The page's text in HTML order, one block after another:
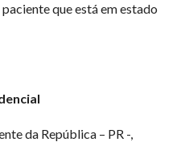
que está em estado
da República – PR -,